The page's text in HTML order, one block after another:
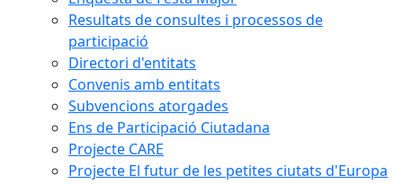
Resultats de consultes i processos de
participació
Directori d'entitats
Convenis amb entitats
Subvencions atorgades
Ens de Participació Ciutadana
Projecte CARE
Projecte El futur de les petites ciutats d'Europa